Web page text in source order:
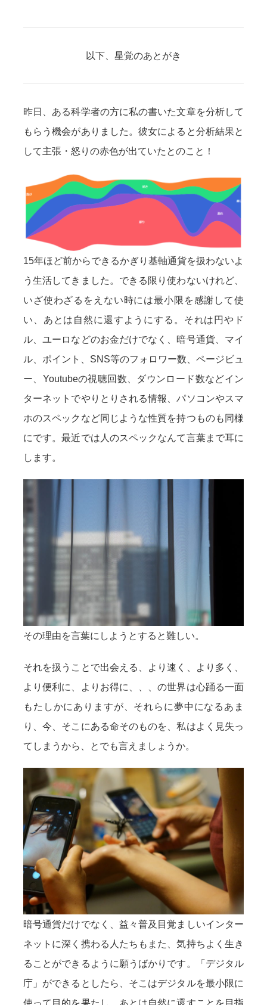
以下、星覚のあとがき
昨日、ある科学者の方に私の書いた文章を分析して
もらう機会がありました。彼女によると分析結果と
して主張・怒りの赤色が出ていたとのこと！
15年ほど前からできるかぎり基軸通貨を扱わないよ
う生活してきました。できる限り使わないけれど、
いざ使わざるをえない時には最小限を感謝して使
い、あとは自然に還すようにする。それは円やド
ル、ユーロなどのお金だけでなく、暗号通貨、マイ
ル、ポイント、SNS等のフォロワー数、ページビュ
ー、Youtubeの視聴回数、ダウンロード数などイン
ターネットでやりとりされる情報、パソコンやスマ
ホのスペックなど同じような性質を持つものも同様
にです。最近では人のスペックなんて言葉まで耳に
します。
その理由を言葉にしようとすると難しい。
それを扱うことで出会える、より速く、より多く、
より便利に、よりお得に、、、の世界は心踊る一面
もたしかにありますが、それらに夢中になるあま
り、今、そこにある命そのものを、私はよく見失っ
てしまうから、とでも言えましょうか。
暗号通貨だけでなく、益々普及目覚ましいインター
ネットに深く携わる人たちもまた、気持ちよく生き
ることができるように願うばかりです。「デジタル
庁」ができるとしたら、そこはデジタルを最小限に
使って目的を果たし、あとは自然に還すことを目指